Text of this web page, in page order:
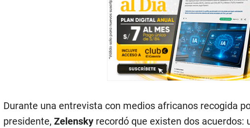
Durante una entrevista con medios africanos recogida
presidente, Zelensky recordó que existen dos acuerdos: